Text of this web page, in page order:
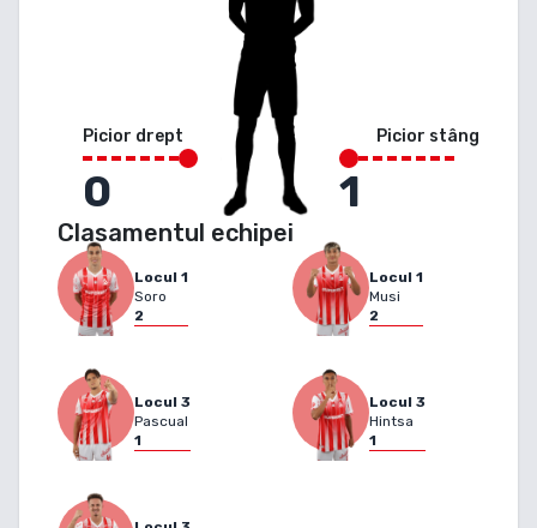
Picior drept
0
Picior stâng
1
Clasamentul echipei
Locul 1
Soro
2
Locul 1
Musi
2
Locul 3
Pascual
1
Locul 3
Hintsa
1